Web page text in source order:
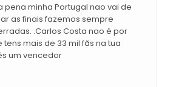
pena minha Portugal nao vai de
as finais fazemos sempre
.Carlos Costa nao é por
mais de 33 mil fãs na tua
um vencedor